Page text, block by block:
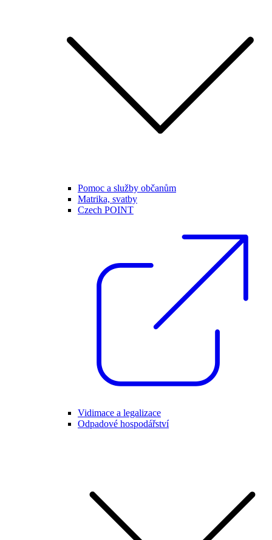
Pomoc a služby občanům
Matrika, svatby
Czech POINT
Vidimace a legalizace
Odpadové hospodářství